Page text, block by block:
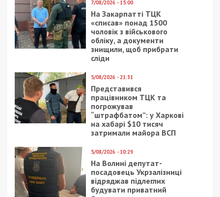
1/12/2019 - 10:00
Во сколько днепрянам
обойдется новогодняя
8/04/2021 - 16:00
Неудачный побег: вор
хотел спрятаться в
озере днепровского
парка: видео